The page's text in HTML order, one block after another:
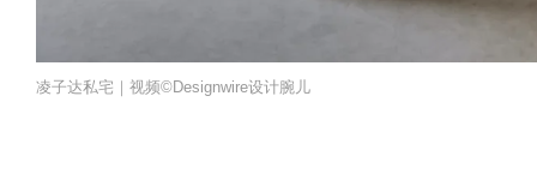
凌子达私宅｜视频©️Designwire设计腕儿